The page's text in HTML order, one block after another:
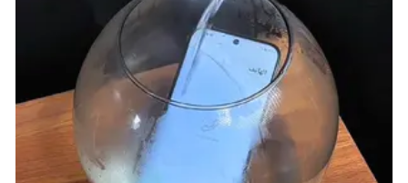
إذا كان لديك عناصر لا تريد مشاركتها، يمكنك وضعها
في صندوق Chest وإضافة كلمة مرور للحفاظ عليها
تبادل الكائنات:
يمكنك تبادل الكائنات Pals بإسقاطها على الأرض.
ستظهر في كراتها ويمكن التقاطها كأي مورد آخر.
عندما تسقط كائنًا Pal، يمكن لأي شخص في